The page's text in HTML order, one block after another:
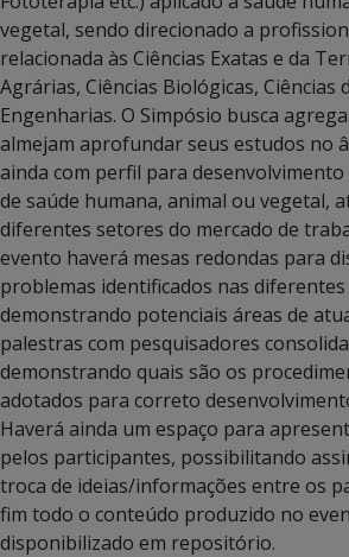
vegetal, sendo direcionado a
relacionada às Ciências Exatas e da
Agrárias, Ciências Biológicas, Ciências
Engenharias. O Simpósio busca
almejam aprofundar seus estudos no
ainda com perfil para desenvolvimento
de saúde humana, animal ou vegetal,
diferentes setores do mercado de
evento haverá mesas redondas para
problemas identificados nas diferentes
demonstrando potenciais áreas de
palestras com pesquisadores
demonstrando quais são os
adotados para correto
Haverá ainda um espaço para
pelos participantes, possibilitando
troca de ideias/informações entre os
fim todo o conteúdo produzido no
disponibilizado em repositório.